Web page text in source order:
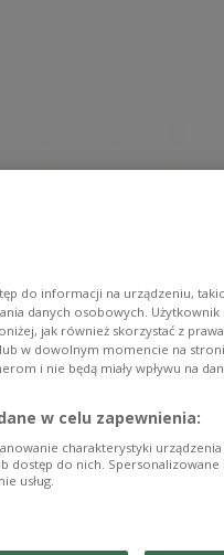
do informacji na urządzeniu,
danych osobowych. Użytkownik
jak również skorzystać z
w dowolnym momencie na
i nie będą miały wpływu na
w celu zapewnienia:
charakterystyki
dostęp do nich. Spersonalizowane
usług.